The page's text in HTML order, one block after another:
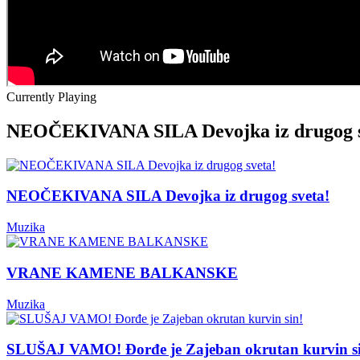
Currently Playing
NEOČEKIVANA SILA Devojka iz drugog
NEOČEKIVANA SILA Devojka iz drugog sveta!
Muzika
VRANE KAMENE BALKANSKE
Muzika
SLUŠAJ VAMO! Đorđe je Zajeban okrutan kurvin